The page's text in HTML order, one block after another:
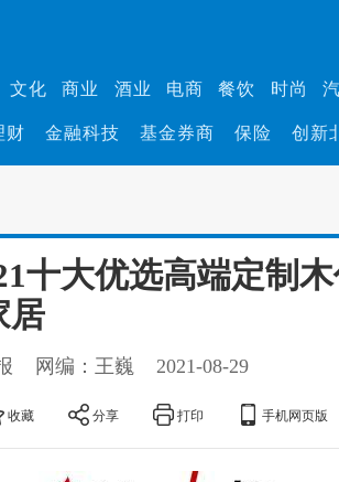
文化 商业 酒业 电商 餐饮 时尚
财 金融科技 基金券商 保险 创新
十大优选高端定制
居
网编：王巍 2021-08-29
收藏 分享 打印 手机网页版